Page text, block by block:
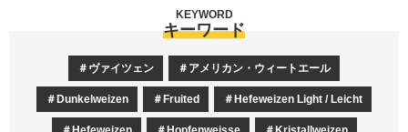
キーワード
KEYWORD
ヴァイツェン アメリカン・ウィートエール
Dunkelweizen Fruited Hefeweizen Light / Leicht